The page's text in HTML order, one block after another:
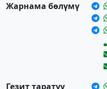
Жарнама бөлүмү
Гезит таратуу